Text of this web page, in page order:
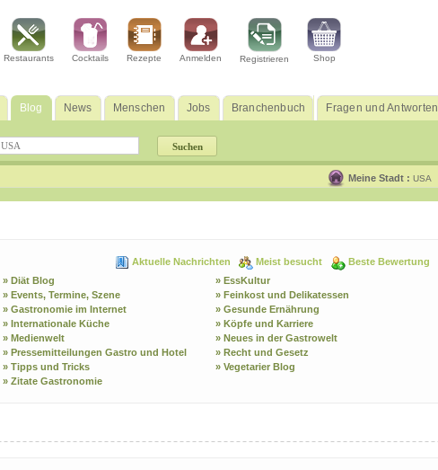
Restaurants Cocktails Rezepte Anmelden Registrieren Shop
Blog News Menschen Jobs Branchenbuch Fragen und Antworten
Meine Stadt : USA
Aktuelle Nachrichten Meist besucht Beste Bewertung
» Diät Blog
» EssKultur
» Events, Termine, Szene
» Feinkost und Delikatessen
» Gastronomie im Internet
» Gesunde Ernährung
» Internationale Küche
» Köpfe und Karriere
» Medienwelt
» Neues in der Gastrowelt
» Pressemitteilungen Gastro und Hotel
» Recht und Gesetz
» Tipps und Tricks
» Vegetarier Blog
» Zitate Gastronomie